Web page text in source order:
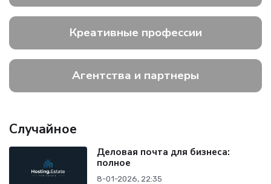
Креативные профессии
Агентства и партнеры
Случайное
Деловая почта для бизнеса:
полное
8-01-2026, 22:35